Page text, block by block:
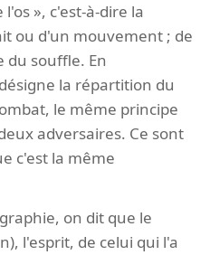
», c'est-à-dire la
ou d'un mouvement ; de
du souffle. En
la répartition du
le même principe
adversaires. Ce sont
c'est la même
on dit que le
l'esprit, de celui qui l'a